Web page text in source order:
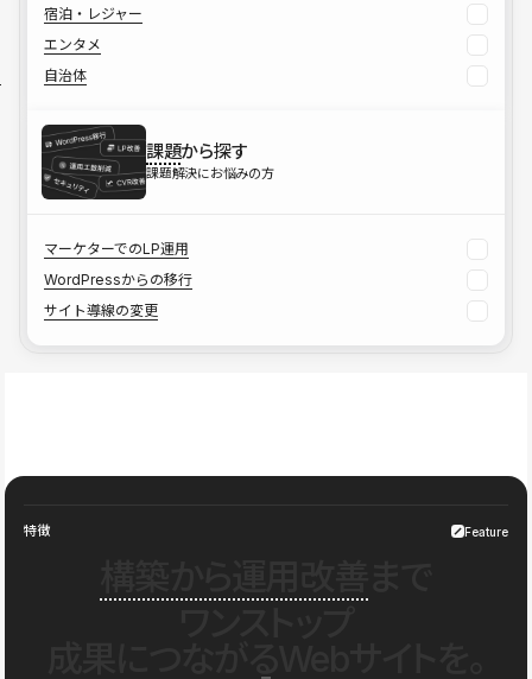
宿泊・レジャー
エンタメ
自治体
課題から探す
課題解決にお悩みの方
マーケターでのLP運用
WordPressからの移行
サイト導線の変更
特徴 Feature